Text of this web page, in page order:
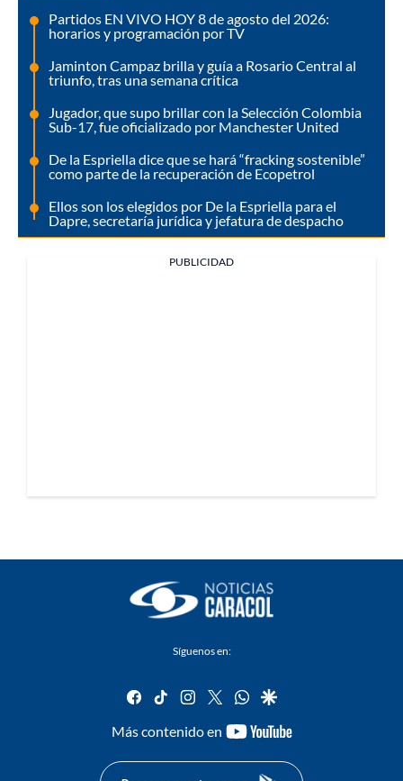
Partidos EN VIVO HOY 8 de agosto del 2026:
horarios y programación por TV
Jaminton Campaz brilla y guía a Rosario Central al
triunfo, tras una semana crítica
Jugador, que supo brillar con la Selección Colombia
Sub-17, fue oficializado por Manchester United
De la Espriella dice que se hará “fracking sostenible”
como parte de la recuperación de Ecopetrol
Ellos son los elegidos por De la Espriella para el
Dapre, secretaría jurídica y jefatura de despacho
PUBLICIDAD
Síguenos en:
facebook
tiktok instagram
twitterwhatsapp
google
Más contenido en
youtube-